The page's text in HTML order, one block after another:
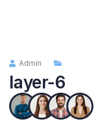
Admin
layer-6